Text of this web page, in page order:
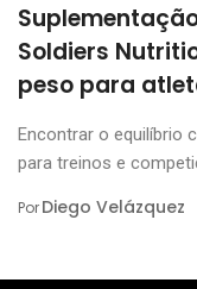
Soldiers
peso para
Encontrar o equilíbrio
para treinos e
PorDiego Velázquez